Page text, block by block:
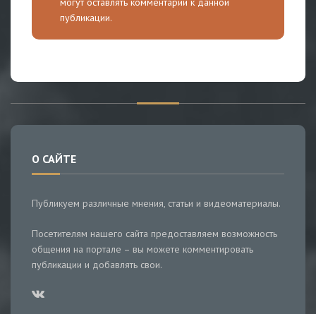
публикации.
О САЙТЕ
Публикуем различные мнения, статьи и видеоматериалы.
Посетителям нашего сайта предоставляем возможность
общения на портале – вы можете комментировать
публикации и добавлять свои.